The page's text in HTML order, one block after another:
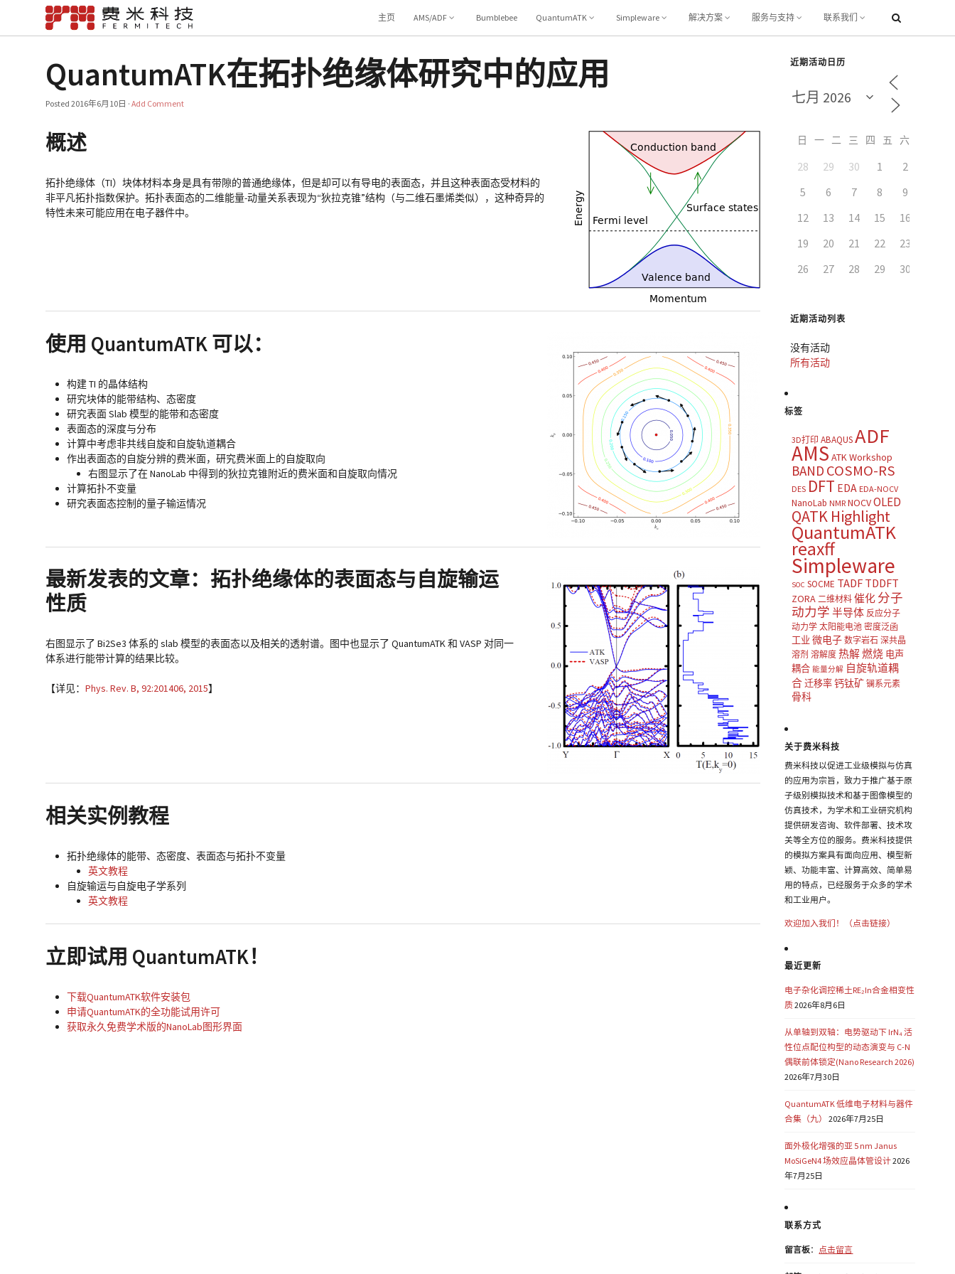
主页 AMS/ADF Bumblebee QuantumATK Simpleware 解决方案 服务与支持 联系我们
QuantumATK在拓扑绝缘体研究中的应用
Posted2016年6月10日 ·Add Comment
概述
拓扑绝缘体（TI）块体材料本身是具有带隙的普通绝缘体，但是却可以有导电的表面态，并且这种表面态受材料的
非平凡拓扑指数保护。拓扑表面态的二维能量-动量关系表现为“狄拉克锥”结构（与二维石墨烯类似），这种奇异的
特性未来可能应用在电子器件中。
使用 QuantumATK 可以：
构建 TI 的晶体结构
研究块体的能带结构、态密度
研究表面 Slab 模型的能带和态密度
表面态的深度与分布
计算中考虑非共线自旋和自旋轨道耦合
作出表面态的自旋分辨的费米面，研究费米面上的自旋取向
右图显示了在 NanoLab 中得到的狄拉克锥附近的费米面和自旋取向情况
计算拓扑不变量
研究表面态控制的量子输运情况
最新发表的文章： 拓扑绝缘体的表面态与自旋输运
性质
右图显示了 Bi2Se3 体系的 slab 模型的表面态以及相关的透射谱。图中也显示了 QuantumATK 和 VASP 对同一
体系进行能带计算的结果比较。
【详见：Phys. Rev. B, 92:201406, 2015】
相关实例教程
拓扑绝缘体的能带、态密度、表面态与拓扑不变量
英文教程
自旋输运与自旋电子学系列
英文教程
立即试用 QuantumATK！
下载QuantumATK软件安装包
申请QuantumATK的全功能试用许可
获取永久免费学术版的NanoLab图形界面
近期活动日历
日 一 二 三 四 五
28 29 30 1 2
5
6 7 8 9
12
13 14 15 16
19
20 21 22 23
26
27 28 29 30
近期活动列表
没有活动
所有活动
标签
3D打印 ABAQUSADF
AMS ATK Workshop
BAND COSMO-RS
DES DFT EDA EDA-NOCV
NanoLab NMR NOCVOLED
QATK Highlight
QuantumATK
reaxff
Simpleware
SOC SOCME TADF TDDFT
ZORA 二维材料 催化 分子
动力学 半导体 反应分子
动力学 太阳能电池 密度泛函
工业 微电子 数字岩石 深共晶
溶剂 溶解度 热解燃烧 电声
耦合 能量分解 自旋轨道耦
合迁移率钙钛矿 镧系元素
骨科
关于费米科技
费米科技以促进工业级模拟与仿真
的应用为宗旨，致力于推广基于原
子级别模拟技术和基于图像模型的
仿真技术，为学术和工业研究机构
提供研发咨询、软件部署、技术攻
关等全方位的服务。费米科技提供
的模拟方案具有面向应用、模型新
颖、功能丰富、计算高效、简单易
用的特点，已经服务于众多的学术
和工业用户。
欢迎加入我们！（点击链接）
最近更新
电子杂化调控稀土RE₂In合金相变性
质2026年8月6日
从单轴到双轴：电势驱动下 IrN₄ 活
性位点配位构型的动态演变与 C-N
偶联前体锁定(Nano Research 2026)
2026年7月30日
QuantumATK 低维电子材料与器件
合集（九）
2026年7月25日
面外极化增强的亚 5 nm Janus
MoSiGeN4 场效应晶体管设计2026
年7月25日
联系方式
留言板： 点击留言